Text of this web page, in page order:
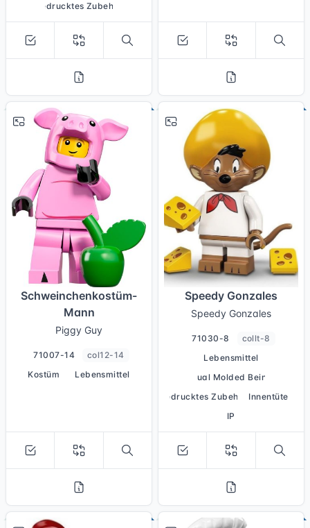
bedrucktes Zubehör
Schweinchenkostüm-
Mann
Piggy Guy
71007-14
col12-14
Kostüm
Lebensmittel
Speedy Gonzales
Speedy Gonzales
71030-8
collt-8
Lebensmittel
Dual Molded Beine
bedrucktes Zubehör
Innentüte
IP